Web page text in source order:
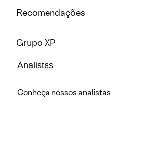
Recomendações
Grupo XP
Analistas
Conheça nossos analistas